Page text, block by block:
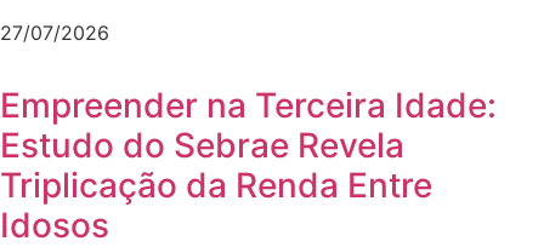
27/07/2026
Empreender na Terceira Idade:
Estudo do Sebrae Revela
Triplicação da Renda Entre
Idosos